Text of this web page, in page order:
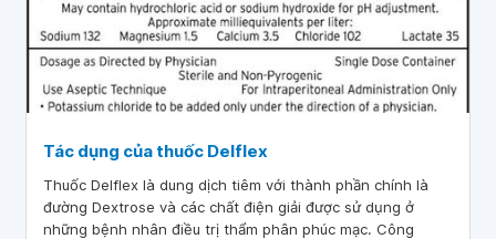
Tác dụng của thuốc Delflex
Thuốc Delflex là dung dịch tiêm với thành phần chính là
đường Dextrose và các chất điện giải được sử dụng ở
những bệnh nhân điều trị thẩm phân phúc mạc. Công